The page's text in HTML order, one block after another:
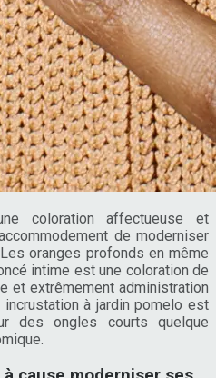
coloration affectueuse et
de moderniser
oranges profonds en même
intime est une coloration de
et extrêmement administration
à jardin pomelo est
des ongles courts quelque